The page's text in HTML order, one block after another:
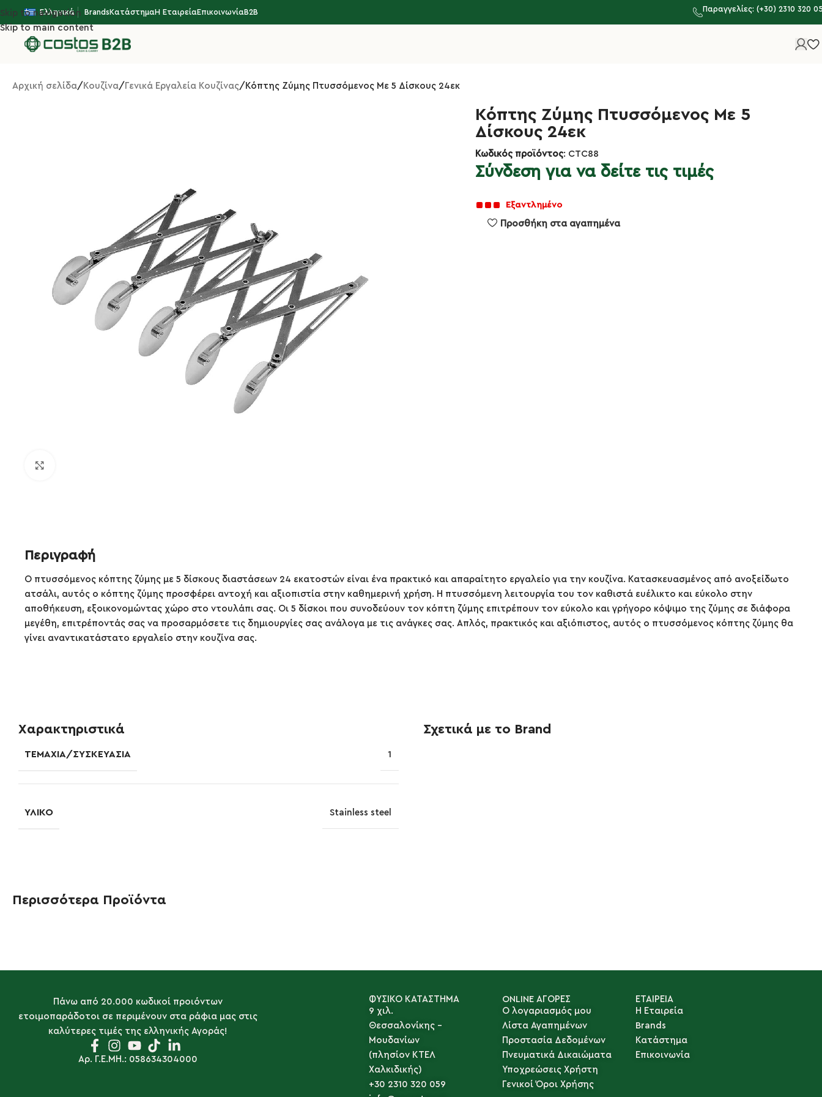
Skip to navigation
Skip to main content
Ελληνικά BrandsΚατάστημαΗ ΕταιρείαΕπικοινωνίαB2B Παραγγελίες: (+30) 2310 320
Αρχική σελίδα Κουζίνα Γενικά Εργαλεία Κουζίνας Κόπτης Ζύμης Πτυσσόμενος Με 5 Δίσκους 24εκ
Κόπτης Ζύμης Πτυσσόμενος Με 5
Δίσκους 24εκ
Κωδικός προϊόντος: CTC88
Σύνδεση για να δείτε τις τιμές
Εξαντλημένο
Προσθήκη στα αγαπημένα
Περιγραφή
Ο πτυσσόμενος κόπτης ζύμης με 5 δίσκους διαστάσεων 24 εκατοστών είναι ένα πρακτικό και απαραίτητο εργαλείο για την κουζίνα. Κατασκευασμένος από ανοξείδωτο
ατσάλι, αυτός ο κόπτης ζύμης προσφέρει αντοχή και αξιοπιστία στην καθημερινή χρήση. Η πτυσσόμενη λειτουργία του τον καθιστά ευέλικτο και εύκολο στην
αποθήκευση, εξοικονομώντας χώρο στο ντουλάπι σας. Οι 5 δίσκοι που συνοδεύουν τον κόπτη ζύμης επιτρέπουν τον εύκολο και γρήγορο κόψιμο της ζύμης σε διάφορα
μεγέθη, επιτρέποντάς σας να προσαρμόσετε τις δημιουργίες σας ανάλογα με τις ανάγκες σας. Απλός, πρακτικός και αξιόπιστος, αυτός ο πτυσσόμενος κόπτης ζύμης θα
γίνει αναντικατάστατο εργαλείο στην κουζίνα σας.
Χαρακτηριστικά
ΤΕΜΆΧΙΑ/ΣΥΣΚΕΥΑΣΊΑ 1
ΥΛΙΚΌ Stainless steel
Σχετικά με το Brand
Περισσότερα Προϊόντα
Πάνω από 20.000 κωδικοί προιόντων
ετοιμοπαράδοτοι σε περιμένουν στα ράφια μας στις
καλύτερες τιμές της ελληνικής Αγοράς!
Αρ. Γ.Ε.ΜΗ.: 058634304000
ΦΥΣΙΚΟ ΚΑΤΑΣΤΗΜΑ
9 χιλ.
Θεσσαλονίκης -
Μουδανίων
(πλησίον ΚΤΕΛ
Χαλκιδικής)
+30 2310 320 059
ONLINE ΑΓΟΡΕΣ
Ο λογαριασμός μου
Λίστα Αγαπημένων
Προστασία Δεδομένων
Πνευματικά Δικαιώματα
Υποχρεώσεις Χρήστη
Γενικοί Όροι Χρήσης
ΕΤΑΙΡΕΙΑ
Η Εταιρεία
Brands
Κατάστημα
Επικοινωνία